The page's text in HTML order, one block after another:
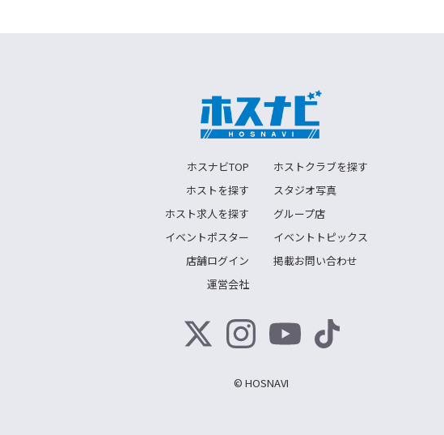
ホスナビTOP
ホストクラブを探す
ホストを探す
スタジオ写真
ホスト求人を探す
グループ店
イベントポスター
イベントトピックス
店舗ログイン
掲載お問い合わせ
運営会社
© HOSNAVI